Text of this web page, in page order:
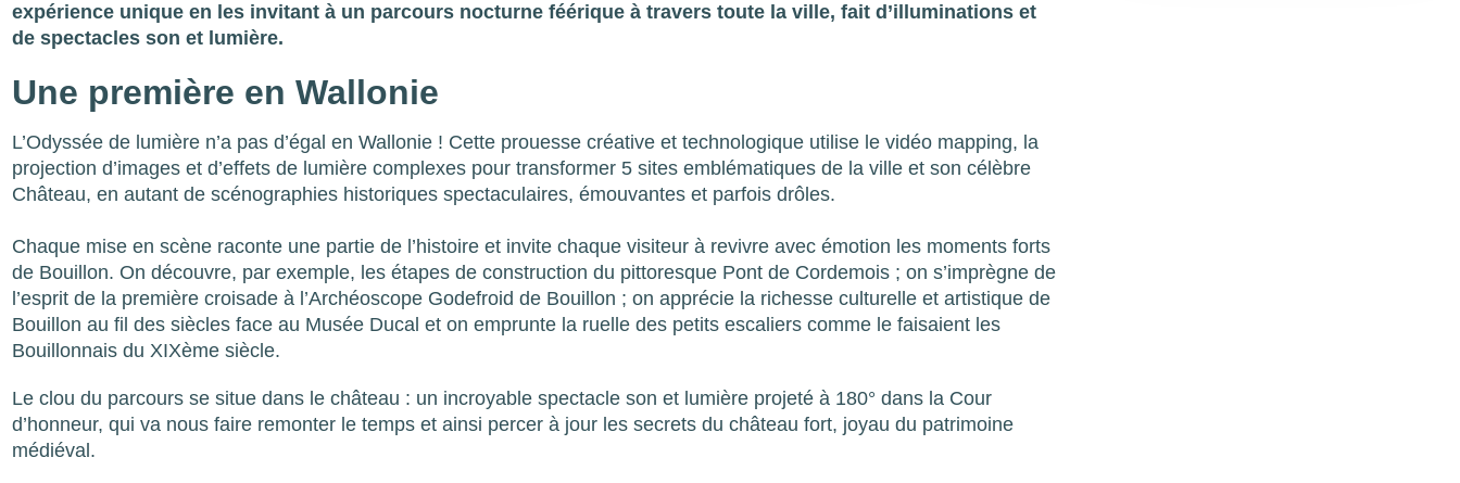
expérience unique en les invitant à un parcours nocturne féérique à travers toute la ville, fait d’illuminations et
de spectacles son et lumière.
Une première en Wallonie
L’Odyssée de lumière n’a pas d’égal en Wallonie ! Cette prouesse créative et technologique utilise le vidéo mapping, la
projection d’images et d’effets de lumière complexes pour transformer 5 sites emblématiques de la ville et son célèbre
Château, en autant de scénographies historiques spectaculaires, émouvantes et parfois drôles.
Chaque mise en scène raconte une partie de l’histoire et invite chaque visiteur à revivre avec émotion les moments forts
de Bouillon. On découvre, par exemple, les étapes de construction du pittoresque Pont de Cordemois ; on s’imprègne de
l’esprit de la première croisade à l’Archéoscope Godefroid de Bouillon ; on apprécie la richesse culturelle et artistique de
Bouillon au fil des siècles face au Musée Ducal et on emprunte la ruelle des petits escaliers comme le faisaient les
Bouillonnais du XIXème siècle.
Le clou du parcours se situe dans le château : un incroyable spectacle son et lumière projeté à 180° dans la Cour
d’honneur, qui va nous faire remonter le temps et ainsi percer à jour les secrets du château fort, joyau du patrimoine
médiéval.